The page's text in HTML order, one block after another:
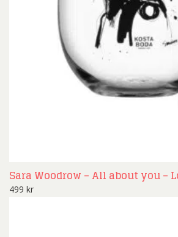
Sara Woodrow – All about you –
499 kr